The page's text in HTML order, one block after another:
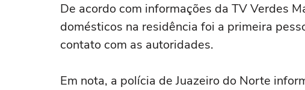
De acordo com informações da TV Verdes
domésticos na residência foi a primeira
contato com as autoridades.
Em nota, a polícia de Juazeiro do Norte